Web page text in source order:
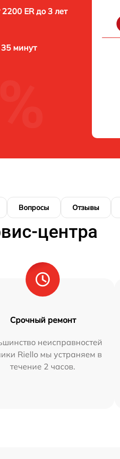
ER до 3 лет
35 минут
Вопросы Отзывы
центра
Срочный ремонт
неисправностей
Riello мы устраняем в
течение 2 часов.